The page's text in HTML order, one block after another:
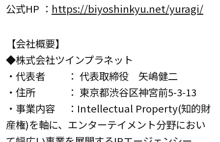
公式HP ： https://biyoshinkyu.net/yuragi/
【会社概要】
◆株式会社ツインプラネット
・代表者 ： 代表取締役 矢嶋健二
・住所 ： 東京都渋谷区神宮前5-3-13
・事業内容 ：Intellectual Property(知的財
産権)を軸に、エンターテイメント分野におい